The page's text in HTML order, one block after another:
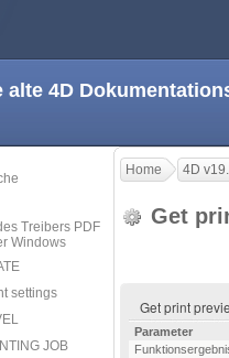
alte 4D
Treibers PDF
Windows
settings
JOB
Home 4D
Get
Get print
Parameter